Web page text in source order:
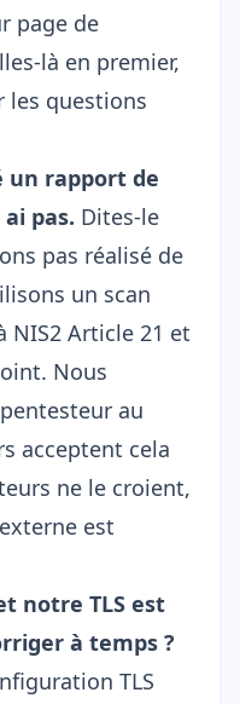
page de
là en premier,
les questions
un rapport de
pas. Dites-le
pas réalisé de
un scan
NIS2 Article 21 et
Nous
au
acceptent cela
ne le croient,
est
notre TLS est
à temps ?
TLS